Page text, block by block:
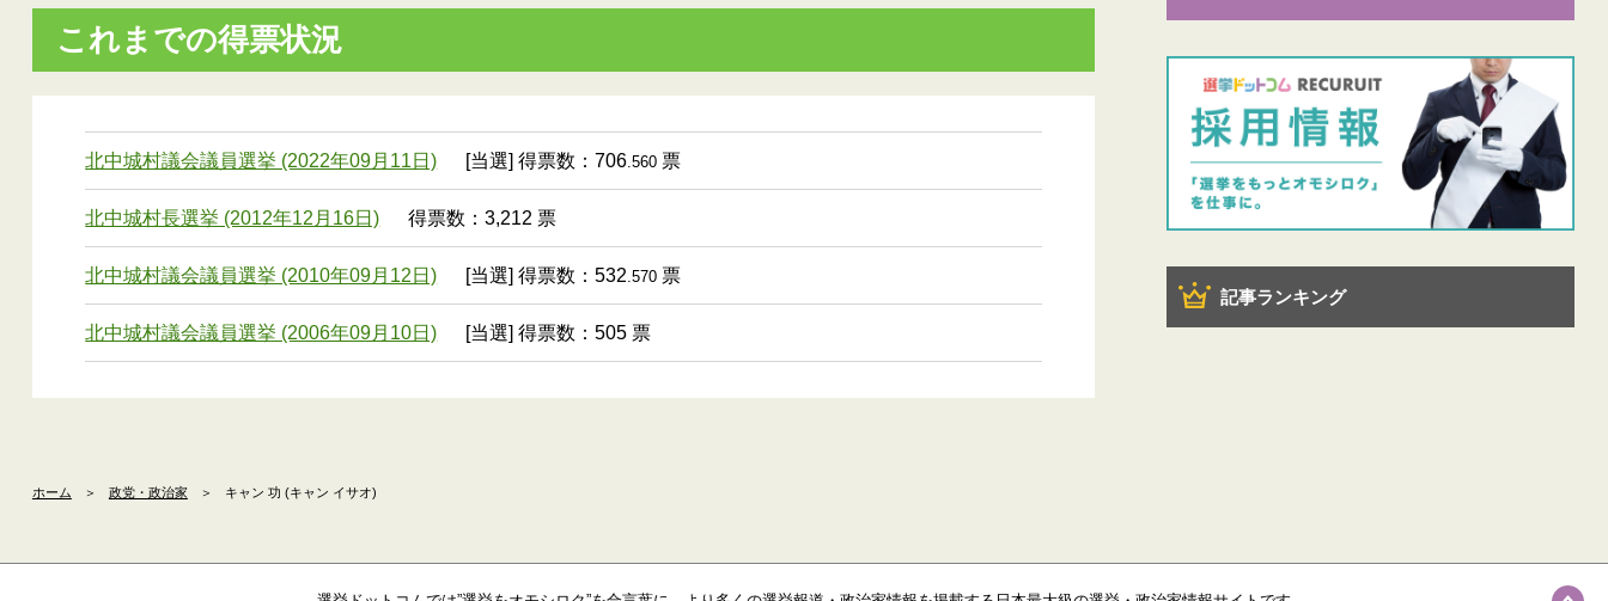
これまでの得票状況
北中城村議会議員選挙 (2022年09月11日) [当選] 得票数：706.560 票
北中城村長選挙 (2012年12月16日) 得票数：3,212 票
北中城村議会議員選挙 (2010年09月12日) [当選] 得票数：532.570 票
北中城村議会議員選挙 (2006年09月10日) [当選] 得票数：505 票
記事ランキング
ホーム ＞ 政党・政治家 ＞ キャン 功 (キャン イサオ)